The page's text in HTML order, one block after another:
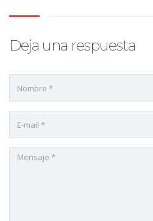
Deja una respuesta